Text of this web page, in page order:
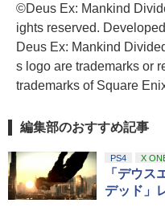
©Deus Ex: Mankind
ights reserved.
Deus Ex: Mankind
s logo are trademarks or
trademarks of Square
編集部のおすすめ記事
PS4 X
「デウス
デッド」